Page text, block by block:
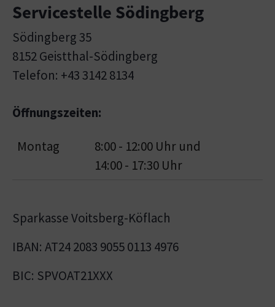
Servicestelle Södingberg
Södingberg 35
8152 Geistthal-Södingberg
Telefon: +43 3142 8134
Öffnungszeiten:
Montag
8:00 - 12:00 Uhr und
14:00 - 17:30 Uhr
Sparkasse Voitsberg-Köflach
IBAN: AT24 2083 9055 0113 4976
BIC: SPVOAT21XXX